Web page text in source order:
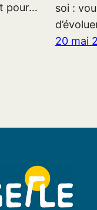
pour…
soi :
20 mai